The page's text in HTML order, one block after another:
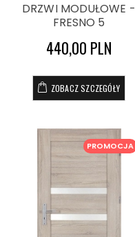
DRZWI MODUŁOWE -
FRESNO 5
440,00 PLN
ZOBACZ SZCZEGÓŁY
PROMOCJA